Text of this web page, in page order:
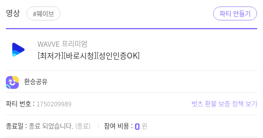
영상 #웨이브 파티 만들기
WAVVE 프리미엄
[최저가][바로시청][성인인증OK]
환승공유
파티 번호 : 1750209989 벗츠 환불 보증 정책 보기
종료일 :종료 되었습니다. (종료) 참여 비용 : 0원